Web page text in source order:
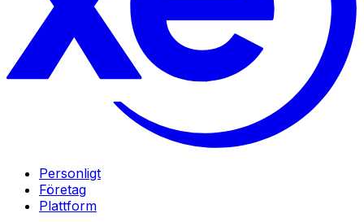
Personligt
Företag
Plattform